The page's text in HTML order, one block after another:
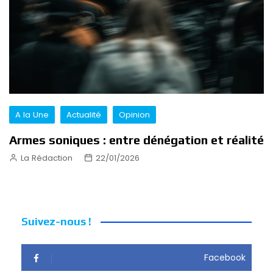
A la Une Actualité Opinion
Armes soniques : entre dénégation et réalité
La Rédaction 22/01/2026
Suivez-nous !
Facebook